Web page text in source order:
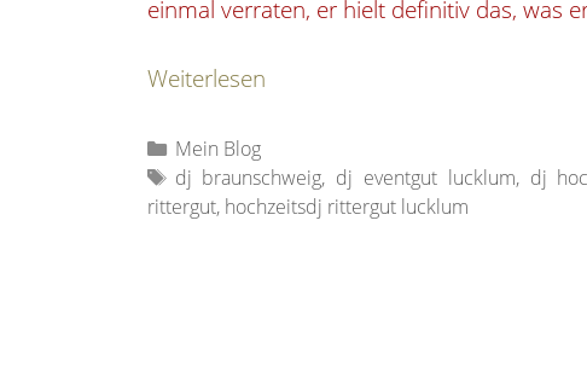
einmal verraten, er hielt definitiv das, was
Weiterlesen
Kategorien
Mein Blog
Schlagwörter
dj braunschweig, dj eventgut lucklum, dj
rittergut, hochzeitsdj rittergut lucklum